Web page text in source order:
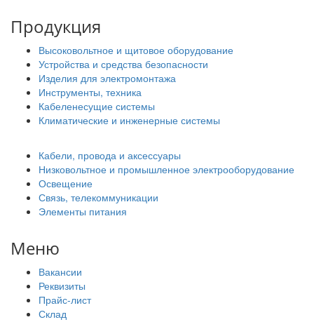
Продукция
Высоковольтное и щитовое оборудование
Устройства и средства безопасности
Изделия для электромонтажа
Инструменты, техника
Кабеленесущие системы
Климатические и инженерные системы
Кабели, провода и аксессуары
Низковольтное и промышленное электрооборудование
Освещение
Связь, телекоммуникации
Элементы питания
Меню
Вакансии
Реквизиты
Прайс-лист
Склад